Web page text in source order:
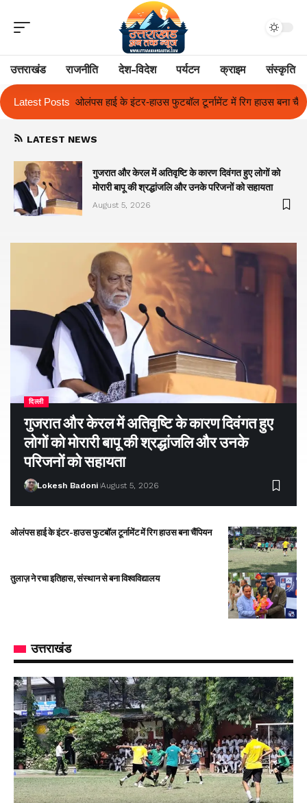
उत्तराखंड राजनीति देश-विदेश पर्यटन क्राइम संस्कृति
Latest Posts
टूर्नामेंट में रिग हाउस बना चैंपियन तुलाज़ ने रचा इतिहास, संस्थान से बना
LATEST NEWS
गुजरात और केरल में अतिवृष्टि के कारण दिवंगत हुए लोगों को
मोरारी बापू की श्रद्धांजलि और उनके परिजनों को सहायता
August 5, 2026
दिल्ली
गुजरात और केरल में अतिवृष्टि के कारण दिवंगत हुए
लोगों को मोरारी बापू की श्रद्धांजलि और उनके
परिजनों को सहायता
Lokesh Badoni August 5, 2026
ओलंपस हाई के इंटर-हाउस फुटबॉल टूर्नामेंट में रिग हाउस बना चैंपियन
तुलाज़ ने रचा इतिहास, संस्थान से बना विश्वविद्यालय
उत्तराखंड